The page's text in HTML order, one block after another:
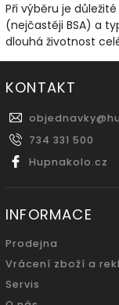
Při výběru je
(nejčastěji BSA) a
dlouhá životnost
KONTAKT
objednavky@
734 331 500
Hupnakolo.cz
INFORMACE
Prodejna
Vrácení zboží a
Servis